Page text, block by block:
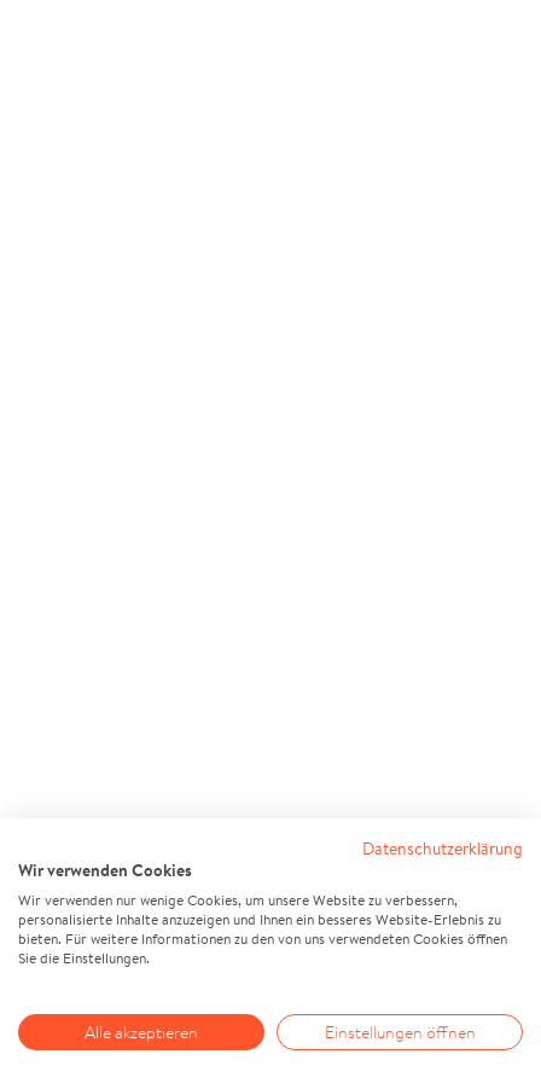
Datenschutzerklärung
Wir verwenden Cookies
Wir verwenden nur wenige Cookies, um unsere Website zu verbessern,
personalisierte Inhalte anzuzeigen und Ihnen ein besseres Website-Erlebnis zu
bieten. Für weitere Informationen zu den von uns verwendeten Cookies öffnen
Sie die Einstellungen.
Alle akzeptieren Einstellungen öffnen